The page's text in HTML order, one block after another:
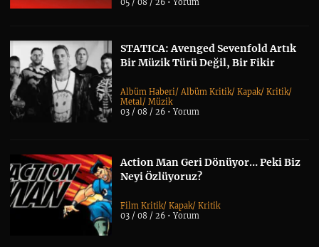
05 / 08 / 26 • Yorum
STATICA: Avenged Sevenfold Artık
Bir Müzik Türü Değil, Bir Fikir
Albüm Haberi/Albüm Kritik/Kapak/Kritik/
Metal/Müzik
03 / 08 / 26 •Yorum
Action Man Geri Dönüyor… Peki Biz
Neyi Özlüyoruz?
Film Kritik/Kapak/Kritik
03 / 08 / 26 •Yorum